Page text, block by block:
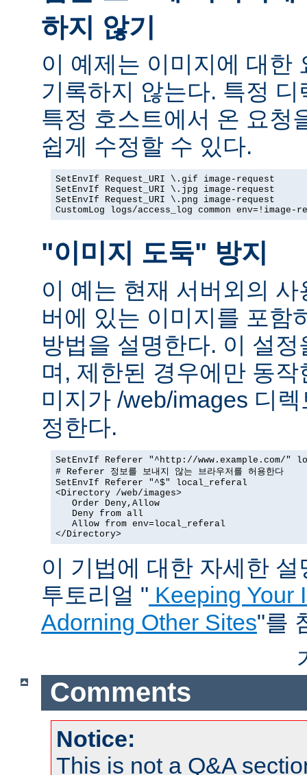
하지 않기
이 예제는 이미지에 대한
기록하지 않는다. 특정
특정 호스트에서 온 요청
쉽게 수정할 수 있다.
SetEnvIf Request_URI \.gif image-request
SetEnvIf Request_URI \.jpg image-request
SetEnvIf Request_URI \.png image-request
CustomLog logs/access_log common env=!image-
"이미지 도둑" 방지
이 예는 현재 서버외의
버에 있는 이미지를 포함
방법을 설명한다. 이 설
며, 제한된 경우에만 동
미지가 /web/images 디
정한다.
SetEnvIf Referer "^http://www.example.com/"
# Referer 정보를 보내지 않는 브라우저를 허용한다
SetEnvIf Referer "^$" local_referal
<Directory /web/images>
   Order Deny,Allow
   Deny from all
   Allow from env=local_referal
</Directory>
이 기법에 대한 자세한
투토리얼 " Keeping Your
Adorning Other Sites"를
Comments
Notice:
This is not a Q&A